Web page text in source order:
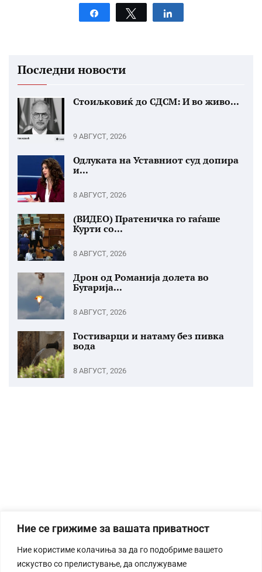
Ние се грижиме за вашата приватност
Ние користиме колачиња за да го подобриме вашето
искуство со прелистување, да опслужуваме
Tweet
Последни новости
Стоиљковиќ до СДСМ: И во живо...
9 АВГУСТ, 2026
Одлуката на Уставниот суд допира
и...
8 АВГУСТ, 2026
(ВИДЕО) Пратеничка го гаѓаше
Курти со...
8 АВГУСТ, 2026
Дрон од Романија долета во
Бугарија...
8 АВГУСТ, 2026
Гостиварци и натаму без пивка
вода
8 АВГУСТ, 2026